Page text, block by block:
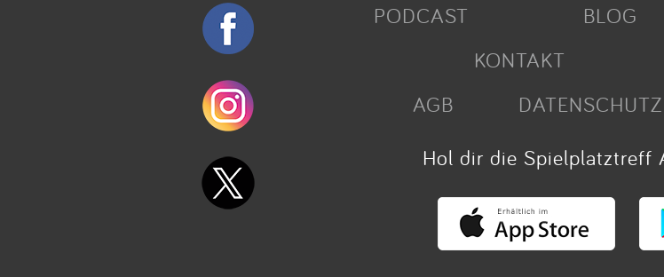
PODCAST BLOG
KONTAKT
AGB
DATENSCHUTZ
Hol dir die Spielplatztreff